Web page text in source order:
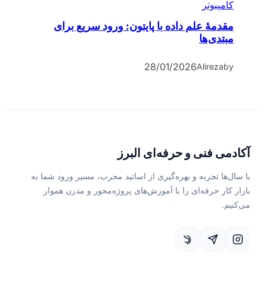
کامپیوتر
مقدمۀ علم داده با پایتون: ورود سریع برای
مبتدی‌ها
by
Alireza
28/01/2026
آکادمی فنی و حرفه‌ای البرز
با سال‌ها تجربه و بهره‌گیری از اساتید مجرب، مسیر ورود شما به
بازار کار حرفه‌ای را با آموزش‌های پروژه‌محور و مدرن هموار
می‌کنیم.